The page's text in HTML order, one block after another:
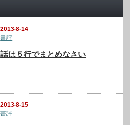
2013-8-14
書評
話は５行でまとめなさい
2013-8-15
書評